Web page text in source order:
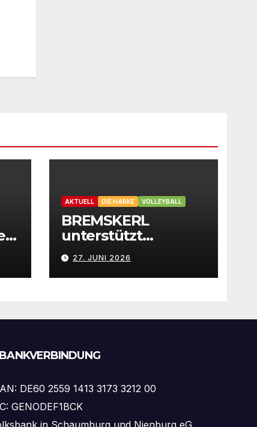
AKTUELL DIE HARKE VOLLEYBALL
BREMSKERL
unterstützt
Volleyball-Teamdes
VfB Stolzenau mit
neuen Trikots
27. JUNI 2026
BANKVERBINDUNG
DE60 2559 1413 3173 3212 00
GENODEF1BCK